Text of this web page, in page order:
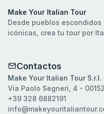
Make Your Italian Tour
Desde pueblos
icónicas, crea tu tour por
Contactos
Make Your Italian Tour S.r.l.
Via Paolo Segneri, 4 -
+39 328 6882191